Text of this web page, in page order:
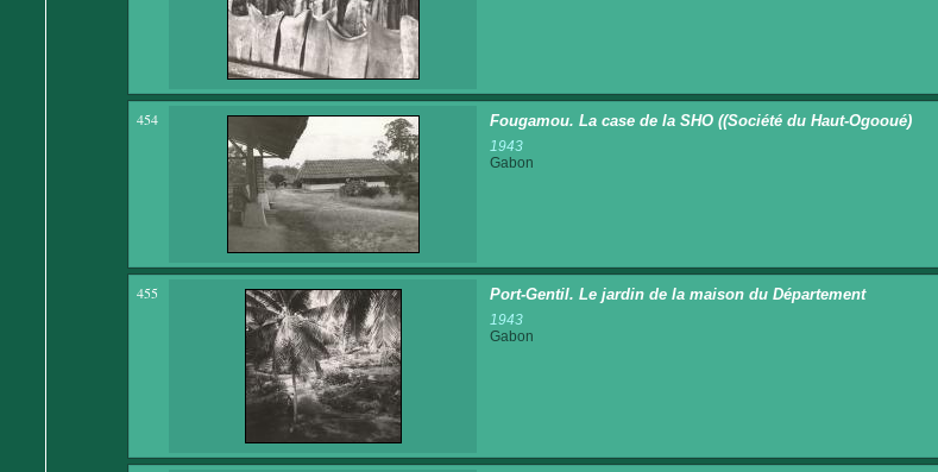
454 Fougamou. La case de la SHO ((Société du Haut-Ogooué)
1943
Gabon
455 Port-Gentil. Le jardin de la maison du Département
1943
Gabon